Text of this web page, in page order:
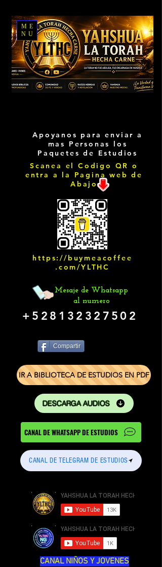
Apoyanos para enviar a
mas Personas los
Paquetes de Estudios
Scanea el Codigo QR o
entra a la Pagina web de
Abajo
https://buymeacoffee
.com/YLTHC
Mesaje de Whatsapp
al numero
+528132327502
Compartir
IR A BIBLIOTECA DE ESTUDIOS EN PDF
DESCARGA AUDIOS
CANAL DE WHATSAPP DE ESTUDIOS
CANAL DE TELEGRAM DE ESTUDIOS
CANAL NIÑOS Y JOVENES
ME
NU